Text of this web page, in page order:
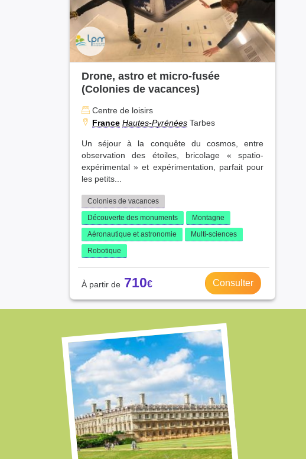
Drone, astro et micro-fusée
(Colonies de vacances)
Centre de loisirs
France Hautes-Pyrénées Tarbes
Un séjour à la conquête du cosmos, entre
observation des étoiles, bricolage « spatio-
expérimental » et expérimentation, parfait pour
les petits...
Colonies de vacances
Découverte des monuments
Montagne
Aéronautique et astronomie
Multi-sciences
Robotique
710 Consulter